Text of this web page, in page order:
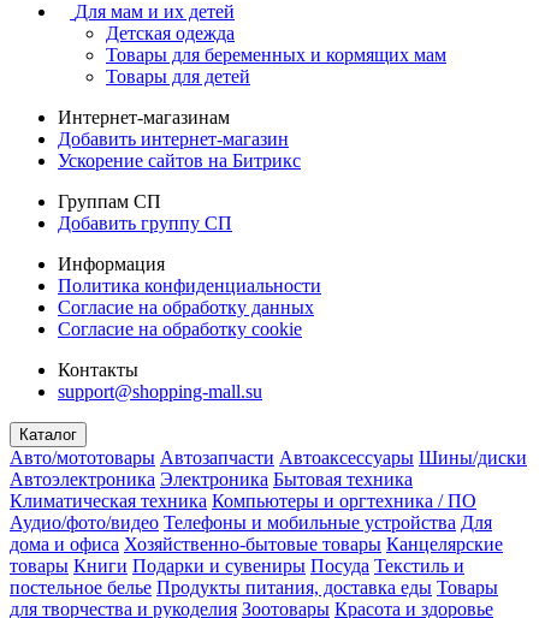
Для мам и их детей
Детская одежда
Товары для беременных и кормящих мам
Товары для детей
Интернет-магазинам
Добавить интернет-магазин
Ускорение сайтов на Битрикс
Группам СП
Добавить группу СП
Информация
Политика конфиденциальности
Согласие на обработку данных
Согласие на обработку cookie
Контакты
support@shopping-mall.su
Каталог
Авто/мототовары Автозапчасти Автоаксессуары Шины/диски
Автоэлектроника Электроника Бытовая техника
Климатическая техника Компьютеры и оргтехника / ПО
Аудио/фото/видео Телефоны и мобильные устройства Для
дома и офиса Хозяйственно-бытовые товары Канцелярские
товары Книги Подарки и сувениры Посуда Текстиль и
постельное белье Продукты питания, доставка еды Товары
для творчества и рукоделия Зоотовары Красота и здоровье